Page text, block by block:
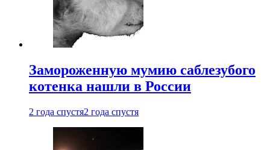
Замороженную мумию саблезубого
котенка нашли в России
2 года спустя2 года спустя